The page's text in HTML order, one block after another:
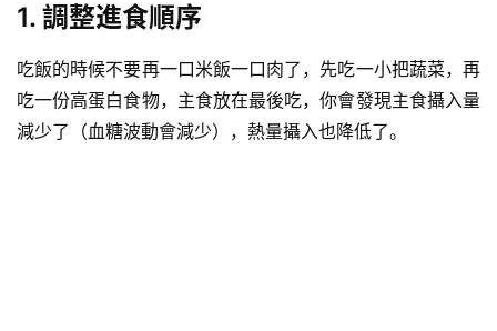
1. 調整進食順序
吃飯的時候不要再一口米飯一口肉了，先吃一小把蔬菜，再
吃一份高蛋白食物，主食放在最後吃，你會發現主食攝入量
減少了（血糖波動會減少），熱量攝入也降低了。